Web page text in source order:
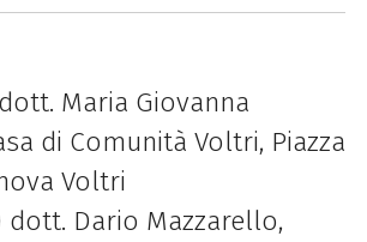
Maria Giovanna
di Comunità Voltri, Piazza
Voltri
dott. Dario Mazzarello,